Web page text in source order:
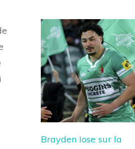
Brayden Iose sur la